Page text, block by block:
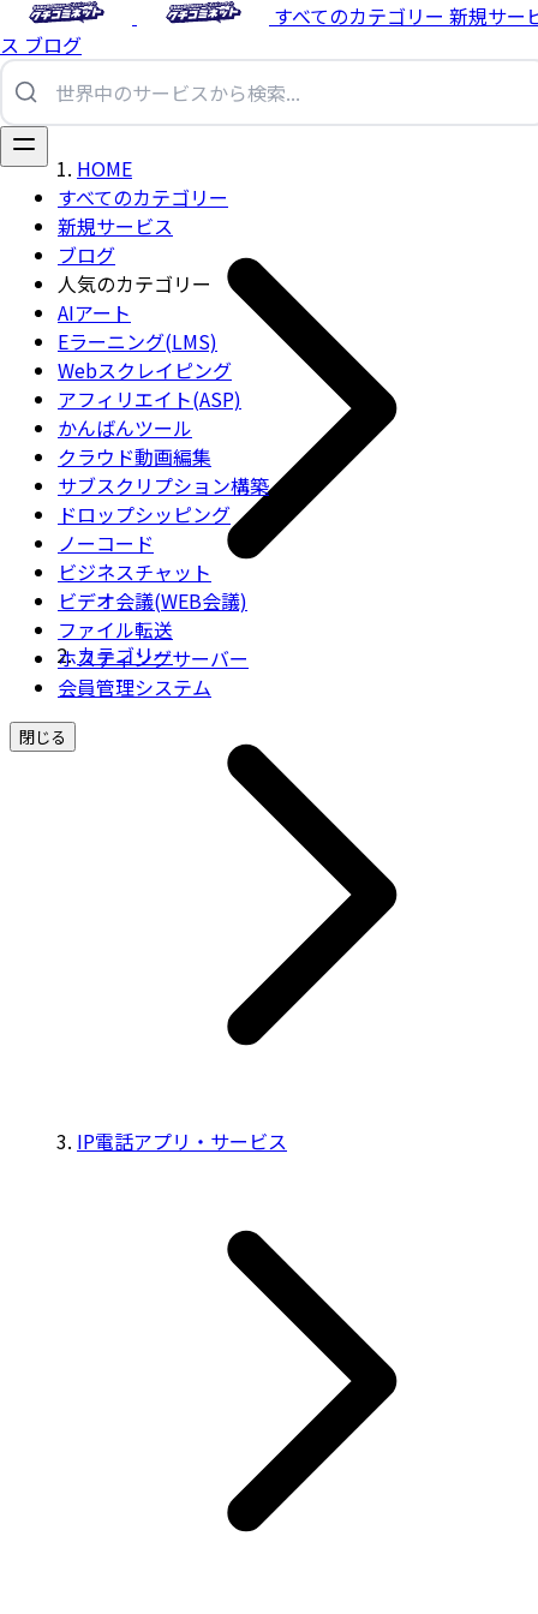
すべてのカテゴリー 新規サー
ス ブログ
すべてのカテゴリー
新規サービス
ブログ
人気のカテゴリー
AIアート
Eラーニング(LMS)
Webスクレイピング
アフィリエイト(ASP)
かんばんツール
クラウド動画編集
サブスクリプション構築
ドロップシッピング
ノーコード
ビジネスチャット
ビデオ会議(WEB会議)
ファイル転送
ホスティングサーバー
会員管理システム
閉じる
HOME
カテゴリー
IP電話アプリ・サービス